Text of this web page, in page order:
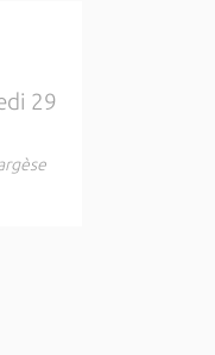
29